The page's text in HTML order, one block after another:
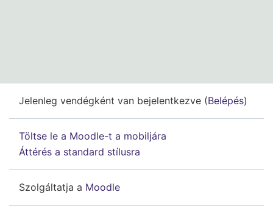
Jelenleg vendégként van bejelentkezve (Belépés)
Töltse le a Moodle-t a mobiljára
Áttérés a standard stílusra
Szolgáltatja a Moodle